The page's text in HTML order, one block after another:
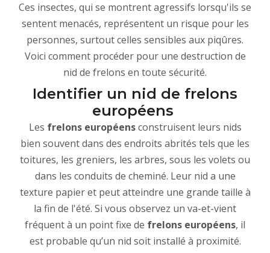
Ces insectes, qui se montrent agressifs lorsqu'ils se
sentent menacés, représentent un risque pour les
personnes, surtout celles sensibles aux piqûres.
Voici comment procéder pour une destruction de
nid de frelons en toute sécurité.
Identifier un nid de frelons
européens
Les frelons européensconstruisent leurs nids
bien souvent dans des endroits abrités tels que les
toitures, les greniers, les arbres, sous les volets ou
dans les conduits de cheminé. Leur nid a une
texture papier et peut atteindre une grande taille à
la fin de l'été. Si vous observez un va-et-vient
fréquent à un point fixe de frelons européens, il
est probable qu’un nid soit installé à proximité.